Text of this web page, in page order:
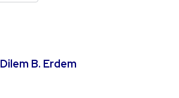
Dilem B. Erdem